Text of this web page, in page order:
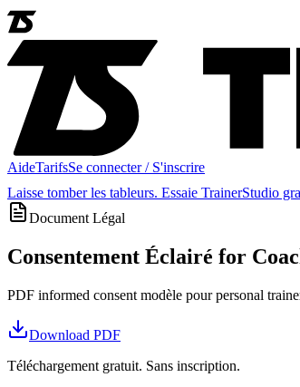
AideTarifsSe connecter / S'inscrire
Laisse tomber les tableurs. Essaie TrainerStudio
Document Légal
Consentement Éclairé for
PDF informed consent modèle pour personal
Download PDF
Téléchargement gratuit. Sans inscription.